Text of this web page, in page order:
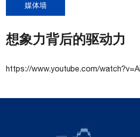
媒体墙
想象力背后的驱动力
https://www.youtube.com/